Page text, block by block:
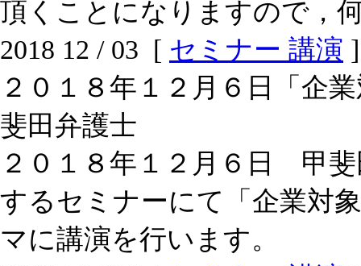
頂くことになりますので，
2018 12 / 03 [ セミナー 講演 ]
２０１８年１２月６日「企
斐田弁護士
２０１８年１２月６日 甲
するセミナーにて「企業対
マに講演を行います。